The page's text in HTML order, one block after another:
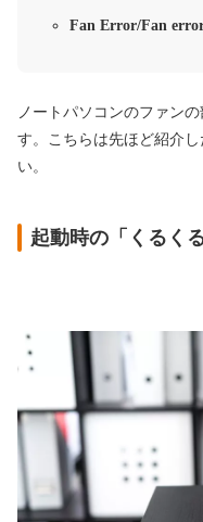
Fan Error/Fan
ノートパソコンのファン
す。こちらは先ほど紹介
い。
起動時の「くるく